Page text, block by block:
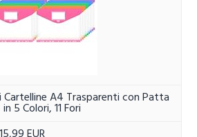
Cartelline A4 Trasparenti con Patta
in 5 Colori, 11 Fori